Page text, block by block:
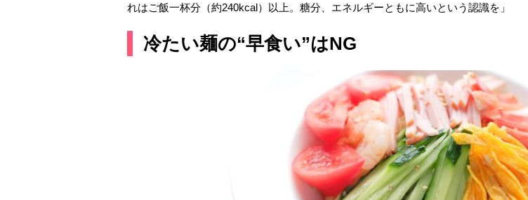
れはご飯一杯分（約240kcal）以上。糖分、エネルギーともに高いという認識を」
冷たい麺の“早食い”はNG